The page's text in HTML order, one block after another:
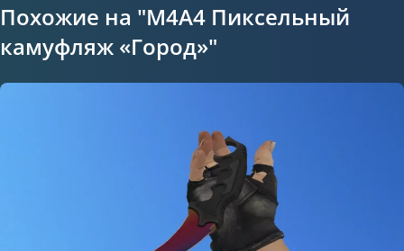
Похожие на "M4A4 Пиксельный
камуфляж «Город»"